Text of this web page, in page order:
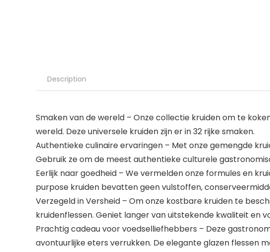
Description
Smaken van de wereld – Onze collectie kruiden om te
wereld. Deze universele kruiden zijn er in 32 rijke smaken.
Authentieke culinaire ervaringen – Met onze gemengde
Gebruik ze om de meest authentieke culturele
Eerlijk naar goedheid – We vermelden onze formules en
purpose kruiden bevatten geen vulstoffen,
Verzegeld in Versheid – Om onze kostbare kruiden te
kruidenflessen. Geniet langer van uitstekende kwaliteit en
Prachtig cadeau voor voedselliefhebbers – Deze
avontuurlijke eters verrukken. De elegante glazen flessen